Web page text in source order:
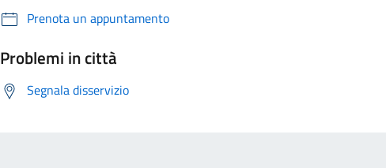
Prenota un appuntamento
Problemi in città
Segnala disservizio